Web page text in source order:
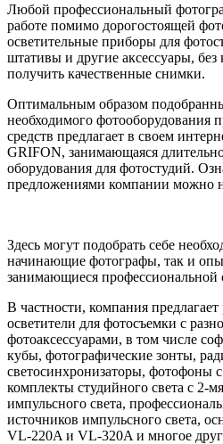
Любой профессиональный
работе помимо дорогостоящей
осветительные приборы для
штативы и другие аксессуары,
получить качественные снимки.
Оптимальным образом
необходимого
средств предлагает в своем
GRIFON, занимающаяся
оборудования для фотостудий.
предложениями компании можно
Здесь могут подобрать себе
начинающие фотографы, так и
занимающиеся профессиональной
В частности, компания
осветители для фотосъемки с
фотоаксессуарами, в том числе
кубы, фотографические зонты,
светосинхронизаторы, фотофоны
комплекты студийного света с 2-
импульсного света,
источников импульсного света,
VL-220A и VL-320A и многое